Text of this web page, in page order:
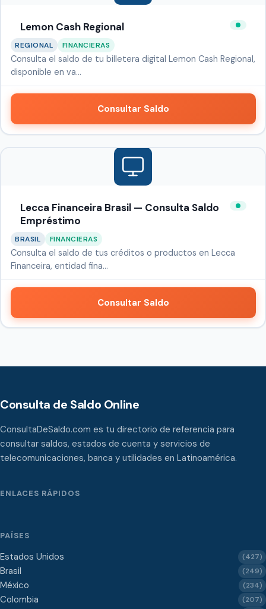
Lemon Cash Regional
REGIONAL FINANCIERAS
Consulta el saldo de tu billetera digital Lemon Cash Regional,
disponible en va…
Consultar Saldo
Lecca Financeira Brasil — Consulta Saldo
Empréstimo
BRASIL FINANCIERAS
Consulta el saldo de tus créditos o productos en Lecca
Financeira, entidad fina…
Consultar Saldo
Consulta de Saldo Online
ConsultaDeSaldo.com es tu directorio de referencia para
consultar saldos, estados de cuenta y servicios de
telecomunicaciones, banca y utilidades en Latinoamérica.
ENLACES RÁPIDOS
PAÍSES
Estados Unidos (427)
Brasil (249)
México (234)
Colombia (207)